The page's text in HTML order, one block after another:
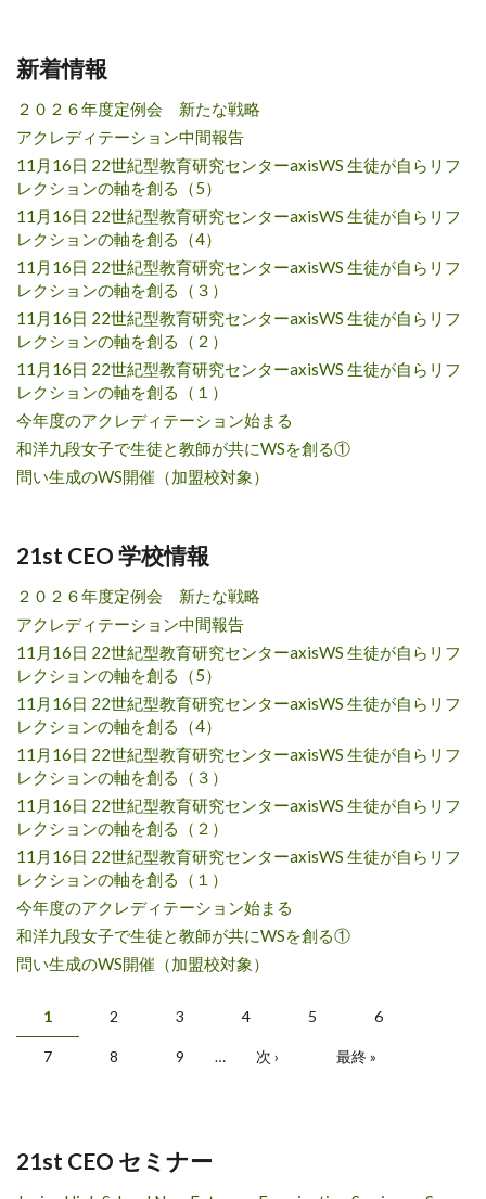
新着情報
２０２６年度定例会 新たな戦略
アクレディテーション中間報告
11月16日 22世紀型教育研究センターaxisWS 生徒が自らリフ
レクションの軸を創る（5）
11月16日 22世紀型教育研究センターaxisWS 生徒が自らリフ
レクションの軸を創る（4）
11月16日 22世紀型教育研究センターaxisWS 生徒が自らリフ
レクションの軸を創る（３）
11月16日 22世紀型教育研究センターaxisWS 生徒が自らリフ
レクションの軸を創る（２）
11月16日 22世紀型教育研究センターaxisWS 生徒が自らリフ
レクションの軸を創る（１）
今年度のアクレディテーション始まる
和洋九段女子で生徒と教師が共にWSを創る①
問い生成のWS開催（加盟校対象）
21st CEO 学校情報
２０２６年度定例会 新たな戦略
アクレディテーション中間報告
11月16日 22世紀型教育研究センターaxisWS 生徒が自らリフ
レクションの軸を創る（5）
11月16日 22世紀型教育研究センターaxisWS 生徒が自らリフ
レクションの軸を創る（4）
11月16日 22世紀型教育研究センターaxisWS 生徒が自らリフ
レクションの軸を創る（３）
11月16日 22世紀型教育研究センターaxisWS 生徒が自らリフ
レクションの軸を創る（２）
11月16日 22世紀型教育研究センターaxisWS 生徒が自らリフ
レクションの軸を創る（１）
今年度のアクレディテーション始まる
和洋九段女子で生徒と教師が共にWSを創る①
問い生成のWS開催（加盟校対象）
ページ
1 2 3 4 5 6
7 8 9 … 次 › 最終 »
21st CEO セミナー